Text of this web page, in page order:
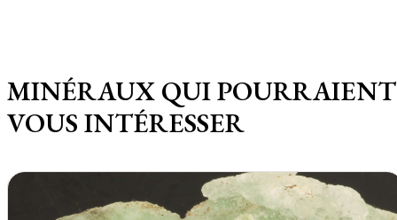
MINÉRAUX QUI POURRAIENT
VOUS INTÉRESSER